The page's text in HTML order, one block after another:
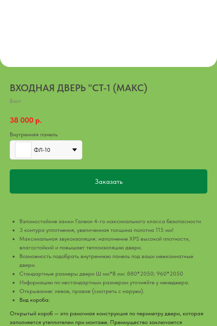
ВХОДНАЯ ДВЕРЬ "СТ-1 (МАКС)
Бост
38 000 р.
Внутренняя панель
ФЛ-10
Заказать
Взломостойкие замки Галеон 4-го максимального класса безопасности
3 контура уплотнения, увеличенная толщина полотна 115 мм!
Максимальная звукоизоляция: наполнение XPS высокой плотности,
влагостойкий и повышает теплоизоляцию двери.
Возможность подобрать внутреннюю панель под ваши межкомнатные
двери.
Стандартные размеры двери Ш мм*В мм: 880*2050; 960*2050
Информацию по нестандартным размерам уточняйте у менеджера.
Открывание: левое, правое (смотреть с наружи).
Вид короба:
Открытый короб — это рамочная конструкция по периметру двери, которая
заполняется утеплителем при монтаже. Преимущество заключается